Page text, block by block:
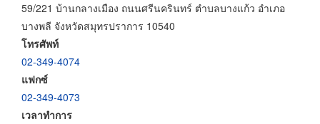
59/221 บ้านกลางเมือง ถนนศรีนครินทร์ ตำบลบางแก้ว อำเภอ
บางพลี จังหวัดสมุทรปราการ 10540
โทรศัพท์
02-349-4074
แฟกซ์
02-349-4073
เวลาทำการ